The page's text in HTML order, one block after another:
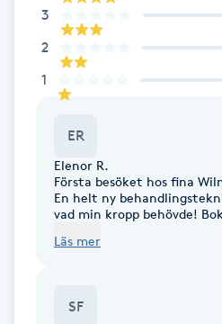
Bottenfärg
Brynformning
Brynfärgning
Brynplockning
Bröllopsuppsättning
Celluliter
3
2
1
ER
Elenor R.
Första besöket hos fina
En helt ny
vad min kropp behövde!
som kommer att hända i
Läs mer
SF